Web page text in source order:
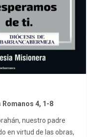
Romanos 4, 1-8
nuestro padre
en virtud de las obras,